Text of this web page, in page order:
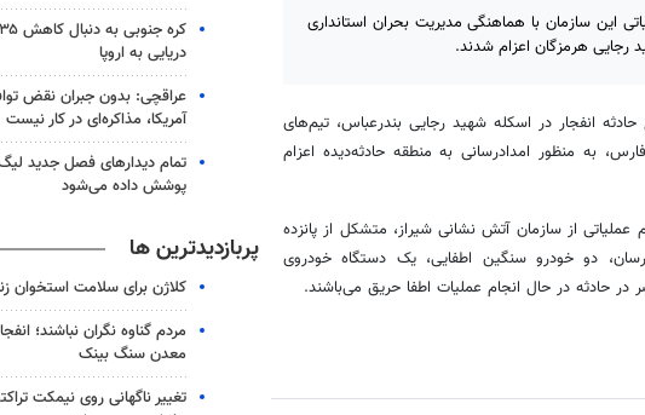
این سازمان با هماهنگی مدیریت بحران استانداری
رجایی هرمزگان اعزام شدند.
انفجار در اسکله شهید رجایی بندرعباس، تیم‌های
به منظور امدادرسانی به منطقه حادثه‌دیده اعزام
از سازمان آتش نشانی شیراز، متشکل از پانزده
دو خودرو سنگین اطفایی، یک دستگاه خودروی
در حادثه در حال انجام عملیات اطفا حریق می‌باشند.
دریایی به اروپا
عراقچی: بدون جبران نقض
آمریکا، مذاکره‌ای در کار نیست
پوشش داده می‌شود
پربازدیدترین ها
کلاژن برای سلامت استخوان
مردم گناوه نگران نباشند؛
معدن سنگ بینک
تغییر ناگهانی روی نیمکت